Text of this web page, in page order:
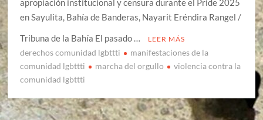
apropiación institucional y censura durante el Pride 2025
en Sayulita, Bahía de Banderas, Nayarit Eréndira Rangel /
Tribuna de la Bahía El pasado …
LEER MÁS
derechos comunidad lgbttti
manifestaciones de la
comunidad lgbttti
marcha del orgullo
violencia contra la
comunidad lgbttti